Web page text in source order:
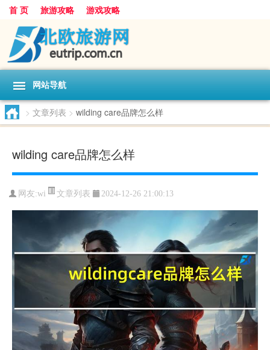
首 页 旅游攻略 游戏攻略
网站导航
> 文章列表 > wilding care品牌怎么样
wilding care品牌怎么样
网友:wi 文章列表 2024-12-26 21:00:13